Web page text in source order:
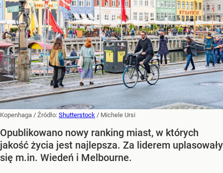
Kopenhaga / Źródło: Shutterstock / Michele Ursi
Opublikowano nowy ranking miast, w których
jakość życia jest najlepsza. Za liderem uplasowały
się m.in. Wiedeń i Melbourne.